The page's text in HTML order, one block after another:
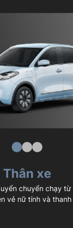
Thân xe
chuyển chạy từ
vẻ nữ tính và thanh